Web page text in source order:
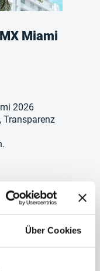
Über Cookies
Miami
2026
Transparenz